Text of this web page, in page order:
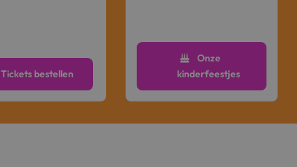
Tickets bestellen
Onze
kinderfeestjes